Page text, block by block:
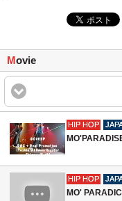
Movie
HIP HOP
HIP HOP
MO'